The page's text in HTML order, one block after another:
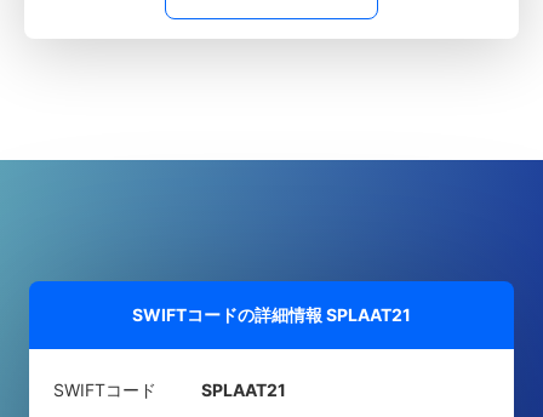
SWIFTコードの詳細情報 SPLAAT21
SWIFTコード SPLAAT21